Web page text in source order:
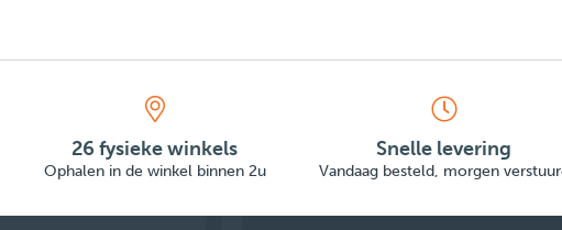
26 fysieke winkels
Ophalen in de winkel binnen 2u
Snelle levering
Vandaag besteld, morgen